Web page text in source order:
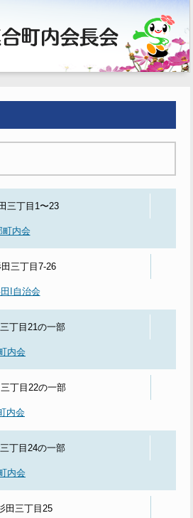
三丁目1〜23
町内会
三丁目7-26
I自治会
丁目21の一部
内会
丁目22の一部
内会
丁目24の一部
内会
田三丁目25